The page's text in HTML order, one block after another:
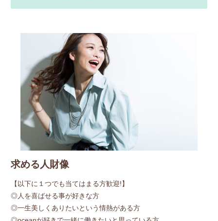
求める人財像
【以下に１つでも当てはまる方歓迎!】
◎人を喜ばせる事が好きな方
◎一生美しくありたいという情熱がある方